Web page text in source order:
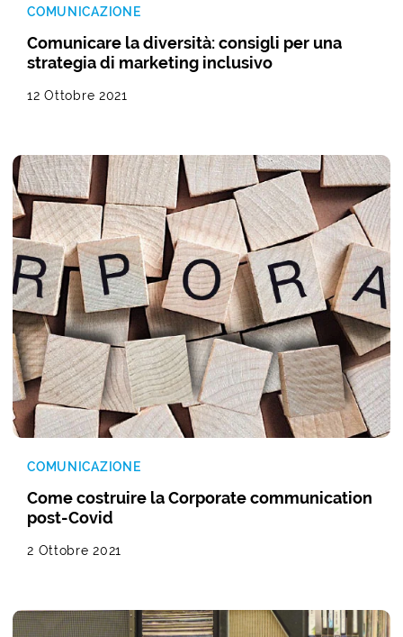
COMUNICAZIONE
Comunicare la diversità: consigli per una
strategia di marketing inclusivo
12 Ottobre 2021
COMUNICAZIONE
Come costruire la Corporate communication
post-Covid
2 Ottobre 2021